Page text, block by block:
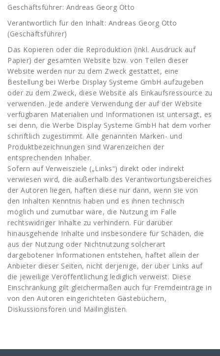
Geschäftsführer: Andreas Georg Otto
Verantwortlich für den Inhalt: Andreas Georg Otto
(Geschäftsführer)
Das Kopieren oder die Reproduktion (inkl. Ausdruck auf
Papier) der gesamten Website bzw. von Teilen dieser
Website werden nur zu dem Zweck gestattet, eine
Bestellung bei Werbe Display Systeme GmbH aufzugeben
oder zu dem Zweck, diese Website als Einkaufsressource zu
verwenden. Jede andere Verwendung der auf der Website
verfügbaren Materialien und Informationen ist untersagt, es
sei denn, die Werbe Display Systeme GmbH hat dem vorher
schriftlich zugestimmt. Alle genannten Marken- und
Produktbezeichnungen sind Warenzeichen der
entsprechenden Inhaber.
Sofern auf Verweisziele („Links“) direkt oder indirekt
verwiesen wird, die außerhalb des Verantwortungsbereiches
der Autoren liegen, haften diese nur dann, wenn sie von
den Inhalten Kenntnis haben und es ihnen technisch
möglich und zumutbar wäre, die Nutzung im Falle
rechtswidriger Inhalte zu verhindern. Für darüber
hinausgehende Inhalte und insbesondere für Schäden, die
aus der Nutzung oder Nichtnutzung solcherart
dargebotener Informationen entstehen, haftet allein der
Anbieter dieser Seiten, nicht derjenige, der über Links auf
die jeweilige Veröffentlichung lediglich verweist. Diese
Einschränkung gilt gleichermaßen auch für Fremdeinträge in
von den Autoren eingerichteten Gästebüchern,
Diskussionsforen und Mailinglisten.